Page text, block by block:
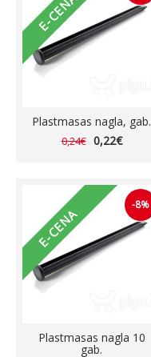
E-CENA
Plastmasas nagla, gab.
0,24€ 0,22€
-8%
E-CENA
Plastmasas nagla 10
gab.